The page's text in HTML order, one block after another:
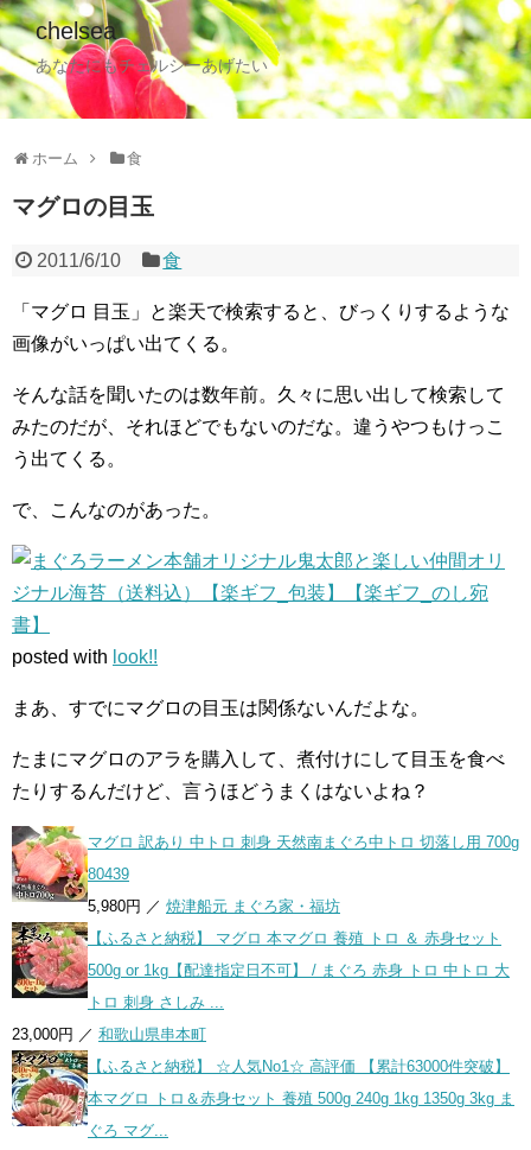
chelsea
あなたにもチェルシーあげたい
ホーム 食
マグロの目玉
2011/6/10 食
「マグロ 目玉」と楽天で検索すると、びっくりするような
画像がいっぱい出てくる。
そんな話を聞いたのは数年前。久々に思い出して検索して
みたのだが、それほどでもないのだな。違うやつもけっこ
う出てくる。
で、こんなのがあった。
まぐろラーメン本舗オリジナル鬼太郎と楽しい仲間オリ
ジナル海苔（送料込）【楽ギフ_包装】【楽ギフ_のし宛
書】
posted with look!!
まあ、すでにマグロの目玉は関係ないんだよな。
たまにマグロのアラを購入して、煮付けにして目玉を食べ
たりするんだけど、言うほどうまくはないよね？
マグロ 訳あり 中トロ 刺身 天然南まぐろ中トロ 切落し用 700g
80439
5,980円 ／ 焼津船元 まぐろ家・福坊
【ふるさと納税】 マグロ 本マグロ 養殖 トロ ＆ 赤身セット
500g or 1kg【配達指定日不可】 / まぐろ 赤身 トロ 中トロ 大
トロ 刺身 さしみ ...
23,000円 ／ 和歌山県串本町
【ふるさと納税】 ☆人気No1☆ 高評価 【累計63000件突破】
本マグロ トロ＆赤身セット 養殖 500g 240g 1kg 1350g 3kg ま
ぐろ マグ...